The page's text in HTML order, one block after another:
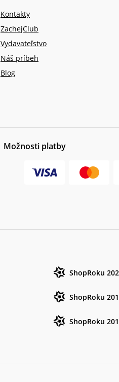
Kontakty
ZachejClub
Vydavateľstvo
Náš príbeh
Blog
Možnosti platby
ShopRoku
ShopRoku
ShopRoku